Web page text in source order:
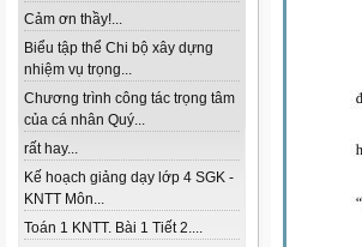
Cảm ơn thầy!...
Biểu tập thể Chi bộ xây dựng
nhiệm vụ trọng...
Chương trình công tác trọng tâm
của cá nhân Quý...
rất hay...
Kế hoạch giảng dạy lớp 4 SGK -
KNTT Môn...
Toán 1 KNTT. Bài 1 Tiết 2....